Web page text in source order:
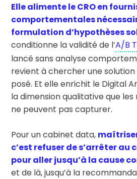
Elle alimente le CRO en
comportementales
formulation d’hypothèses
conditionne la validité de l’A/B
lancé sans analyse
revient à chercher une
posé. Et elle enrichit le Digital
la dimension qualitative que les
ne peuvent pas capturer.
Pour un cabinet data,
c’est refuser de s’arrêter
pour aller jusqu’à la cause
et de là, jusqu’à la